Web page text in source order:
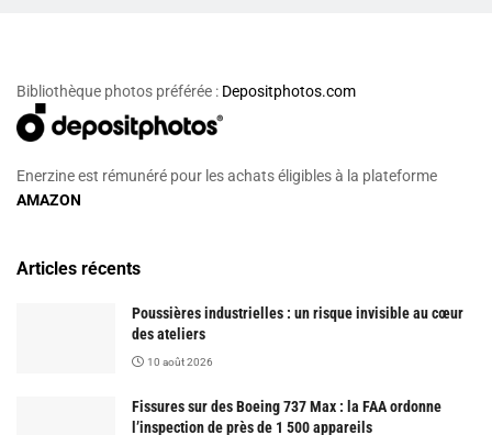
Bibliothèque photos préférée : Depositphotos.com
Enerzine est rémunéré pour les achats éligibles à la plateforme
AMAZON
Articles récents
Poussières industrielles : un risque invisible au cœur
des ateliers
10 août 2026
Fissures sur des Boeing 737 Max : la FAA ordonne
l’inspection de près de 1 500 appareils